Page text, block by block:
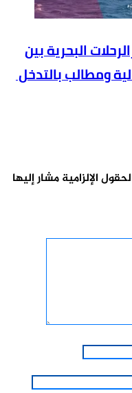
البحرية بين
ومطالب بالتدخل
الإلزامية مشار إليها